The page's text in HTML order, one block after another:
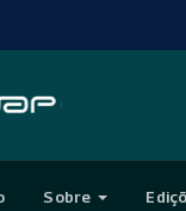
Sobre